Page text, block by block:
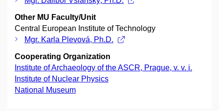
Other MU Faculty/Unit
Central European Institute of Technology
Mgr. Karla Plevová, Ph.D.
Cooperating Organization
Institute of Archaeology of the ASCR, Prague, v. v. i.
Institute of Nuclear Physics
National Museum